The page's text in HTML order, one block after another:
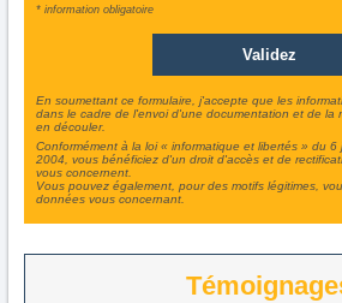
* information obligatoire
En soumettant ce formulaire, j'accepte que les
dans le cadre de l'envoi d'une documentation et de la
en découler.
Conformément à la loi « informatique et libertés » du 6
2004, vous bénéficiez d'un droit d'accès et de
vous concernent.
Vous pouvez également, pour des motifs légitimes,
données vous concernant.